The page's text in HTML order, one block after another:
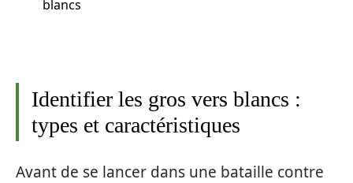
blancs
Identifier les gros vers blancs :
types et caractéristiques
Avant de se lancer dans une bataille contre